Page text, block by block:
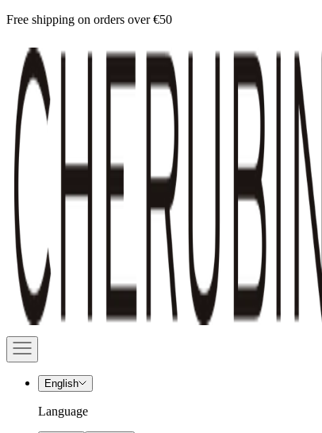
Skip
content
Free shipping on orders over €50
Cherubina
Official
Navigation
menu
English
Language